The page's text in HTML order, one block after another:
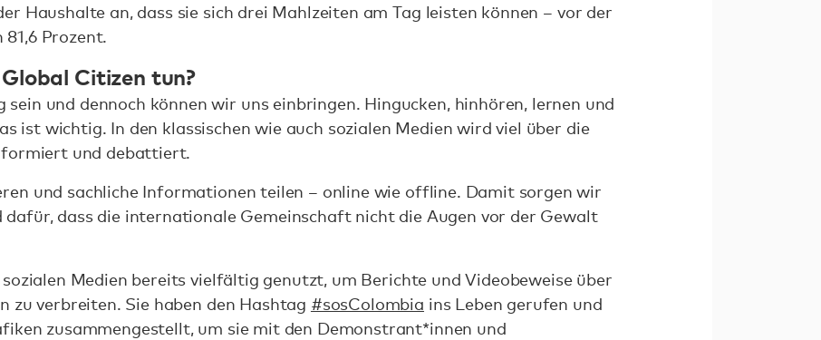
Haushalte an, dass sie sich drei Mahlzeiten am Tag leisten können – vor der
Prozent.
Citizen tun?
und dennoch können wir uns einbringen. Hingucken, hinhören, lernen und
ist wichtig. In den klassischen wie auch sozialen Medien wird viel über die
und debattiert.
und sachliche Informationen teilen – online wie offline. Damit sorgen wir
dass die internationale Gemeinschaft nicht die Augen vor der Gewalt
Medien bereits vielfältig genutzt, um Berichte und Videobeweise über
zu verbreiten. Sie haben den Hashtag #sosColombia ins Leben gerufen und
zusammengestellt, um sie mit den Demonstrant*innen und